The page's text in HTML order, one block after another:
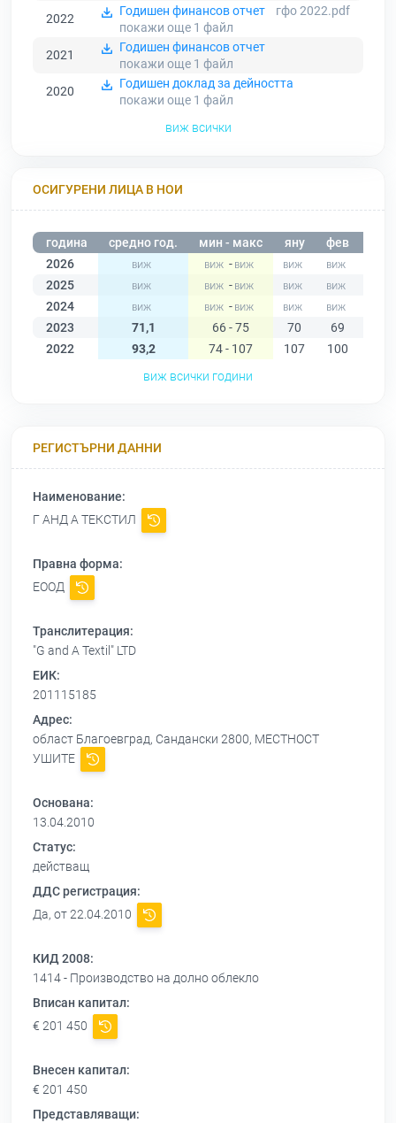
2022
Годишен финансов отчет
гфо 2022.pdf
покажи още 1 файл
2021
Годишен финансов отчет
покажи още 1 файл
2020
Годишен доклад за дейността
покажи още 1 файл
виж всички
ОСИГУРЕНИ ЛИЦА В НОИ
година средно год. мин - макс яну фев
2026
-
2025
-
2024
-
2023
71,1 66 - 75 70 69
2022
93,2 74 - 107 107 100
виж всички години
РЕГИСТЪРНИ ДАННИ
Наименование:
Г АНД А ТЕКСТИЛ
Правна форма:
ЕООД
Транслитерация:
"G and A Textil" LTD
ЕИК:
201115185
Адрес:
област Благоевград, Сандански 2800, МЕСТНОСТ
УШИТЕ
Основана:
13.04.2010
Статус:
действащ
ДДС регистрация:
Да, от 22.04.2010
КИД 2008:
1414 - Производство на долно облекло
Вписан капитал:
€ 201 450
Внесен капитал:
€ 201 450
Представляващи: